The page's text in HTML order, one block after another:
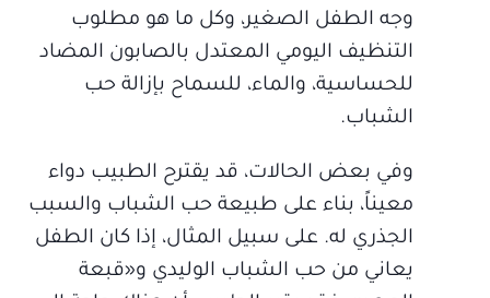
وجه الطفل الصغير، وكل ما هو مطلوب
التنظيف اليومي المعتدل بالصابون المضاد
للحساسية، والماء، للسماح بإزالة حب
الشباب.
وفي بعض الحالات، قد يقترح الطبيب دواء
معيناً، بناء على طبيعة حب الشباب والسبب
الجذري له. على سبيل المثال، إذا كان الطفل
يعاني من حب الشباب الوليدي و«قبعة